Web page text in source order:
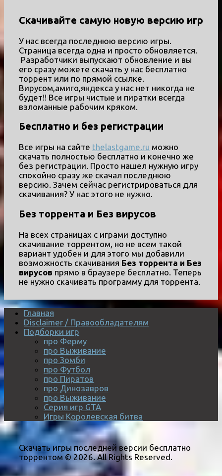
Скачивайте самую новую версию игр
У нас всегда последнюю версию игры.
Страница всегда одна и просто обновляется.
Разработчики выпускают обновление и вы
его сразу можете скачать у нас бесплатно
торрент или по прямой ссылке.
Вирусом,амиго,яндекса у нас нет никогда не
будет!! Все игры чистые и пиратки всегда
взломанные рабочим кряком.
Бесплатно и без регистрации
Все игры на сайте thelastgame.ru можно
скачать полностью бесплатно и конечно же
без регистрации. Просто нашел нужную игру
спокойно сразу же скачал последнюю
версию. Зачем сейчас регистрироваться для
скачивания? У нас этого не нужно.
Без торрента и Без вирусов
На всех страницах с играми доступно
скачивание торрентом, но не всем такой
вариант удобен и для этого мы добавили
возможность скачивания Без торрента и Без
вирусов прямо в браузере бесплатно. Теперь
не нужно скачивать программу для торрента.
Главная
Disclaimer / Правообладателям
Подборки игр
про Ферму
про Выживание
про Зомби
про Футбол
про Пиратов
про Динозавров
про Выживание
Серия игр GTA
Игры Королевская битва
Скачать игры последней версии бесплатно
торрентом © 2026. All Rights Reserved.